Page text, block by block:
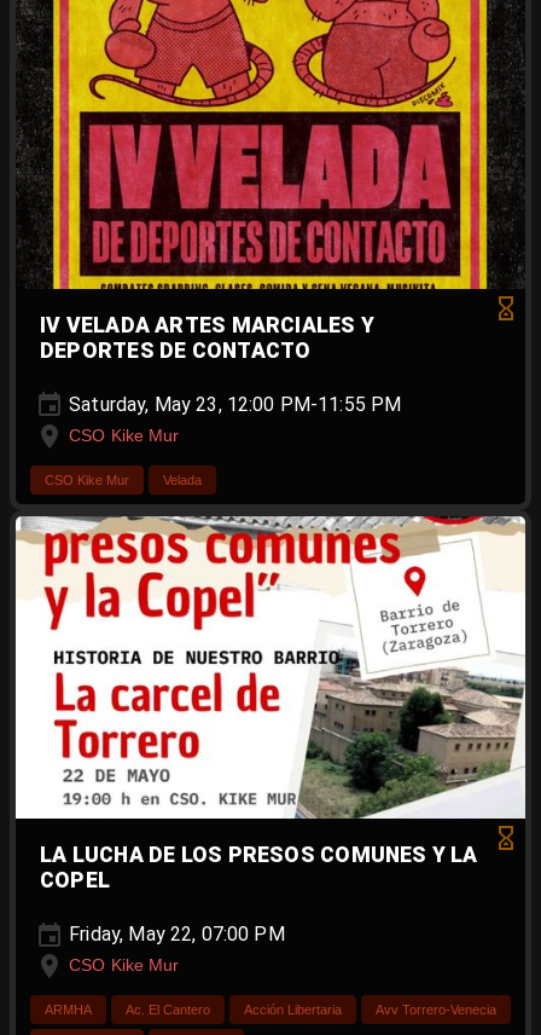
IV VELADA ARTES MARCIALES Y
DEPORTES DE CONTACTO
Saturday, May 23, 12:00 PM-11:55 PM
CSO Kike Mur
CSO Kike Mur Velada
LA LUCHA DE LOS PRESOS COMUNES Y LA
COPEL
Friday, May 22, 07:00 PM
CSO Kike Mur
ARMHA Ac. El Cantero Acción Libertaria Avv Torrero-Venecia